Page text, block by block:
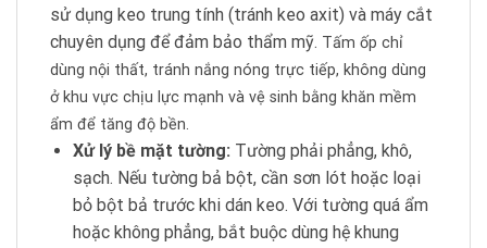
sử dụng keo trung tính (tránh keo axit) và máy cắt
chuyên dụng để đảm bảo thẩm mỹ. Tấm ốp chỉ
dùng nội thất, tránh nắng nóng trực tiếp, không dùng
ở khu vực chịu lực mạnh và vệ sinh bằng khăn mềm
ẩm để tăng độ bền.
Xử lý bề mặt tường: Tường phải phẳng, khô,
sạch. Nếu tường bả bột, cần sơn lót hoặc loại
bỏ bột bả trước khi dán keo. Với tường quá ẩm
hoặc không phẳng, bắt buộc dùng hệ khung